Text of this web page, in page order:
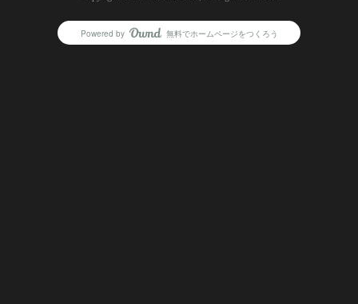
Powered by AmebaOwnd
無料でホームページをつくろう